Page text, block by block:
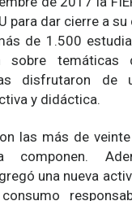
para dar cierre a
de 1.500
sobre temáticas
disfrutaron de
y didáctica.
las más de
componen.
una nueva